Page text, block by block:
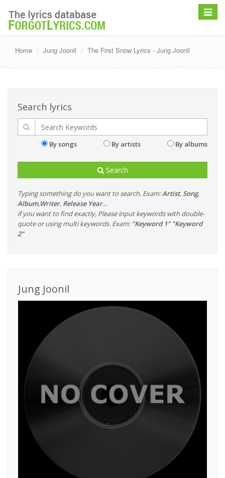
Toggle
Home Jung Joonil The First Snow Lyrics - Jung Joonil
Search lyrics
By songs By artists By albums
Search
Typing something do you want to search. Exam:Artist, Song,
Album,Writer, Release Year...
if you want to find exactly, Please input keywords with double-
quote or using multi keywords. Exam: "Keyword 1" "Keyword
2"
Jung Joonil